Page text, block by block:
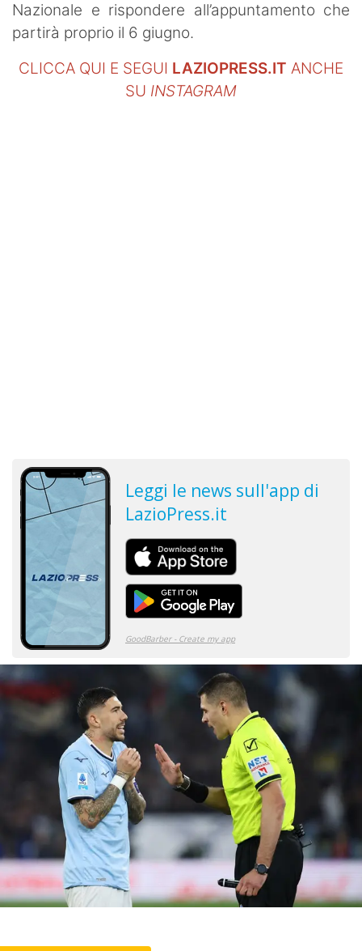
Nazionale e rispondere all’appuntamento che
partirà proprio il 6 giugno.
CLICCA QUI E SEGUI LAZIOPRESS.IT ANCHE
SU INSTAGRAM